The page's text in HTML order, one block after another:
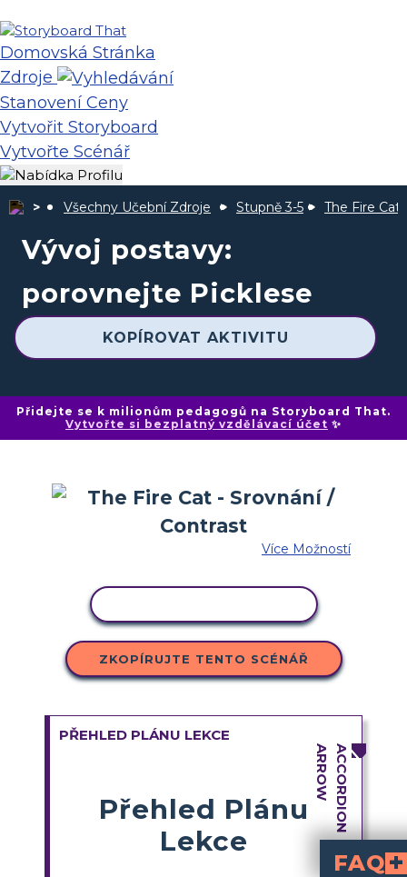
Domovská Stránka
Zdroje
Stanovení Ceny
Vytvořit Storyboard
Vytvořte Scénář
Všechny Učební Zdroje Stupně 3-5 The Fire Cat
Vývoj postavy:
porovnejte Picklese
KOPÍROVAT AKTIVITU
Přidejte se k milionům pedagogů na Storyboard That.
Vytvořte si bezplatný vzdělávací účet ✨
Více Možností
ZKOPÍRUJTE TENTO SCÉNÁŘ
PŘEHLED PLÁNU LEKCE
Přehled Plánu
Lekce
FAQ